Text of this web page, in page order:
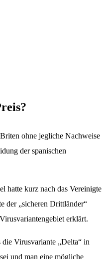
ohne jegliche Nachweise
der spanischen
hatte kurz nach das Vereinigte
der „sicheren Drittländer“
erklärt.
die Virusvariante „Delta“ in
und man eine mögliche